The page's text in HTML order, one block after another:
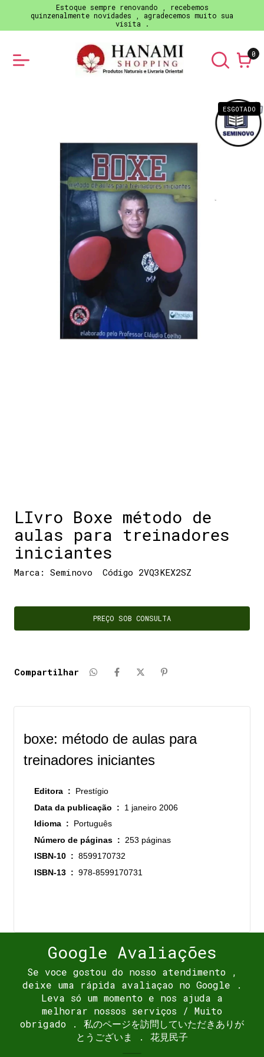
Estoque sempre renovando , recebemos
quinzenalmente novidades , agradecemos muito sua
visita .
0
ESGOTADO
LIvro Boxe método de
aulas para treinadores
iniciantes
Marca: Seminovo Código 2VQ3KEX2SZ
Compartilhar
boxe: método de aulas para
treinadores iniciantes
Editora ‏ : ‎ Prestígio
Data da publicação ‏ : ‎ 1 janeiro 2006
Idioma ‏ : ‎ Português
Número de páginas ‏ : ‎ 253 páginas
ISBN-10 ‏ : ‎ 8599170732
ISBN-13 ‏ : ‎ 978-8599170731
Sobre este produto
Avaliações
Google Avaliações
Se voce gostou do nosso atendimento ,
deixe uma rápida avaliaçao no Google .
Leva só um momento e nos ajuda a
melhorar nossos serviços / Muito
obrigado . 私のページを訪問していただきありが
とうございま . 花見民子